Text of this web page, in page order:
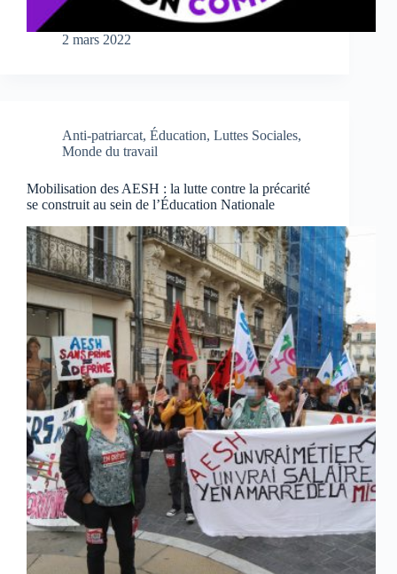
2 mars 2022
Anti-patriarcat, Éducation, Luttes Sociales,
Monde du travail
Mobilisation des AESH : la lutte contre la précarité
se construit au sein de l’Éducation Nationale